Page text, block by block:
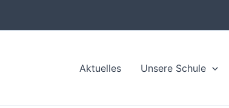
Aktuelles Unsere Schule